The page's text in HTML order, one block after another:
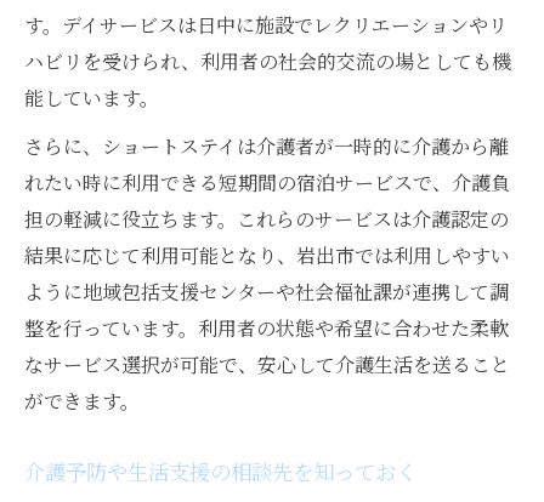
す。デイサービスは日中に施設でレクリエーションやリ
ハビリを受けられ、利用者の社会的交流の場としても機
能しています。
さらに、ショートステイは介護者が一時的に介護から離
れたい時に利用できる短期間の宿泊サービスで、介護負
担の軽減に役立ちます。これらのサービスは介護認定の
結果に応じて利用可能となり、岩出市では利用しやすい
ように地域包括支援センターや社会福祉課が連携して調
整を行っています。利用者の状態や希望に合わせた柔軟
なサービス選択が可能で、安心して介護生活を送ること
ができます。
介護予防や生活支援の相談先を知っておく